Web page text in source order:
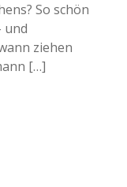
So schön
und
ziehen
[…]